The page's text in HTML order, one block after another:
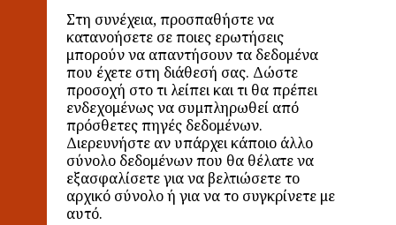
Στη συνέχεια, προσπαθήστε να
κατανοήσετε σε ποιες ερωτήσεις
μπορούν να απαντήσουν τα δεδομένα
που έχετε στη διάθεσή σας. Δώστε
προσοχή στο τι λείπει και τι θα πρέπει
ενδεχομένως να συμπληρωθεί από
πρόσθετες πηγές δεδομένων.
Διερευνήστε αν υπάρχει κάποιο άλλο
σύνολο δεδομένων που θα θέλατε να
εξασφαλίσετε για να βελτιώσετε το
αρχικό σύνολο ή για να το συγκρίνετε με
αυτό.